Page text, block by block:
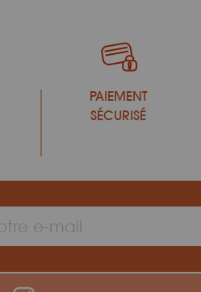
PAIEMENT
SÉCURISÉ